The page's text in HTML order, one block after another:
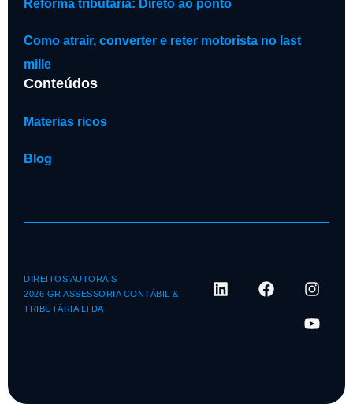
Reforma tributária: Direto ao ponto
Como atrair, converter e reter motorista no last
mille
Conteúdos
Materias ricos
Blog
DIREITOS AUTORAIS
2026 GR ASSESSORIA CONTÁBIL &
TRIBUTÁRIA LTDA